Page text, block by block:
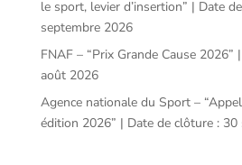
le sport, levier d’insertion” | Date
septembre 2026
FNAF – “Prix Grande Cause
août 2026
Agence nationale du Sport –
édition 2026” | Date de clôture :